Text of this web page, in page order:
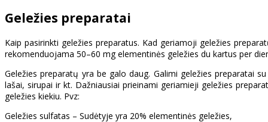
Geležies preparatai
Kaip pasirinkti geležies preparatus. Kad geriamoji geležies
rekomenduojama 50–60 mg elementinės geležies du kartus per
Geležies preparatų yra be galo daug. Galimi geležies preparatai
lašai, sirupai ir kt. Dažniausiai prieinami geriamieji geležies
geležies kiekiu. Pvz:
Geležies sulfatas – Sudėtyje yra 20% elementinės geležies,